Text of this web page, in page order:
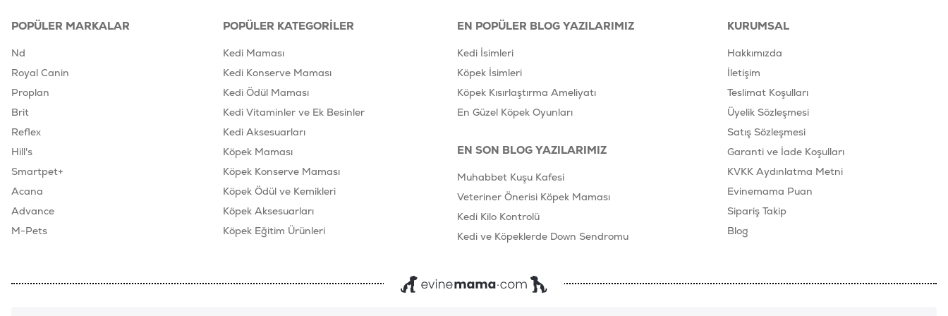
POPÜLER MARKALAR
Nd
Royal Canin
Proplan
Brit
Reflex
Hill's
Smartpet+
Acana
Advance
M-Pets
POPÜLER KATEGORILER
Kedi Maması
Kedi Konserve Maması
Kedi Ödül Maması
Kedi Vitaminler ve Ek Besinler
Kedi Aksesuarları
Köpek Maması
Köpek Konserve Maması
Köpek Ödül ve Kemikleri
Köpek Aksesuarları
Köpek Eğitim Ürünleri
EN POPÜLER BLOG YAZILARIMIZ
Kedi İsimleri
Köpek İsimleri
Köpek Kısırlaştırma Ameliyatı
En Güzel Köpek Oyunları
EN SON BLOG YAZILARIMIZ
Muhabbet Kuşu Kafesi
Veteriner Önerisi Köpek Maması
Kedi Kilo Kontrolü
Kedi ve Köpeklerde Down Sendromu
KURUMSAL
Hakkımızda
İletişim
Teslimat Koşulları
Üyelik Sözleşmesi
Satış Sözleşmesi
Garanti ve İade Koşulları
KVKK Aydınlatma Metni
Evinemama Puan
Sipariş Takip
Blog